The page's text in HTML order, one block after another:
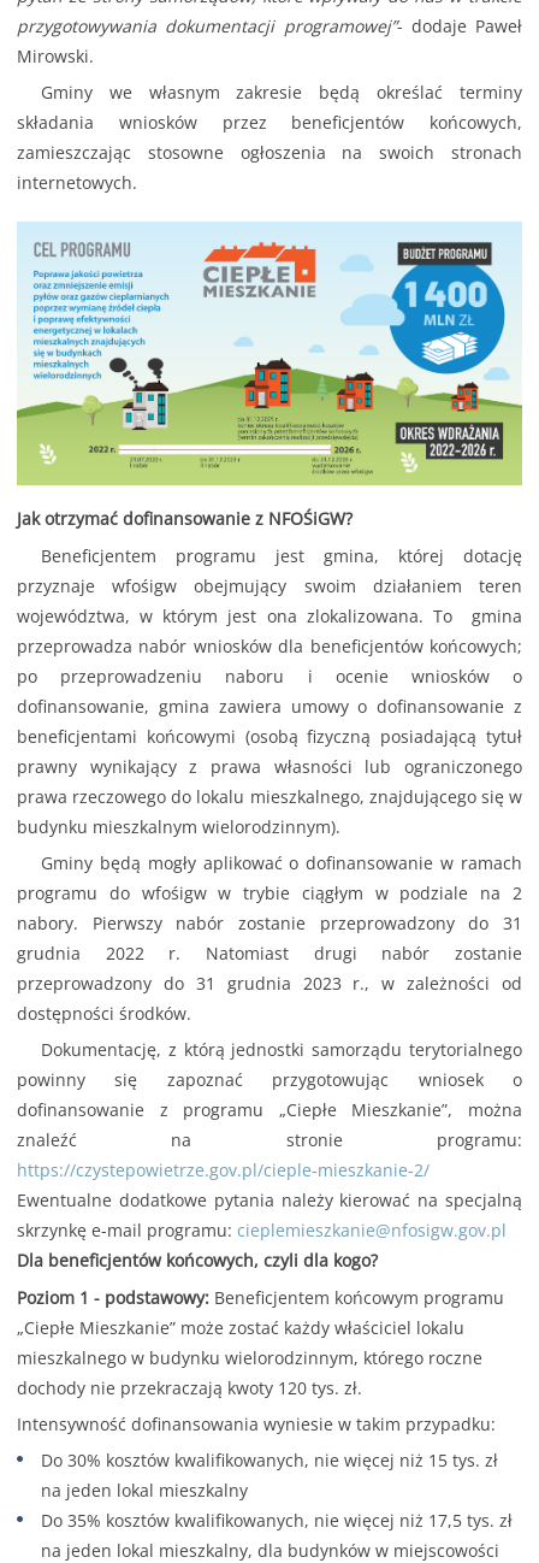
przygotowywania dokumentacji programowej”- dodaje Paweł
Mirowski.
Gminy we własnym zakresie będą określać terminy
składania wniosków przez beneficjentów końcowych,
zamieszczając stosowne ogłoszenia na swoich stronach
internetowych.
Jak otrzymać dofinansowanie z NFOŚiGW?
Beneficjentem programu jest gmina, której dotację
przyznaje wfośigw obejmujący swoim działaniem teren
województwa, w którym jest ona zlokalizowana. To gmina
przeprowadza nabór wniosków dla beneficjentów końcowych;
po przeprowadzeniu naboru i ocenie wniosków o
dofinansowanie, gmina zawiera umowy o dofinansowanie z
beneficjentami końcowymi (osobą fizyczną posiadającą tytuł
prawny wynikający z prawa własności lub ograniczonego
prawa rzeczowego do lokalu mieszkalnego, znajdującego się w
budynku mieszkalnym wielorodzinnym).
Gminy będą mogły aplikować o dofinansowanie w ramach
programu do wfośigw w trybie ciągłym w podziale na 2
nabory. Pierwszy nabór zostanie przeprowadzony do 31
grudnia 2022 r. Natomiast drugi nabór zostanie
przeprowadzony do 31 grudnia 2023 r., w zależności od
dostępności środków.
Dokumentację, z którą jednostki samorządu terytorialnego
powinny się zapoznać przygotowując wniosek o
dofinansowanie z programu „Ciepłe Mieszkanie”, można
znaleźć na stronie programu:
https://czystepowietrze.gov.pl/cieple-mieszkanie-2/
Ewentualne dodatkowe pytania należy kierować na specjalną
skrzynkę e-mail programu: cieplemieszkanie@nfosigw.gov.pl
Dla beneficjentów końcowych, czyli dla kogo?
Poziom 1 - podstawowy:Beneficjentem końcowym programu
„Ciepłe Mieszkanie” może zostać każdy właściciel lokalu
mieszkalnego w budynku wielorodzinnym, którego roczne
dochody nie przekraczają kwoty 120 tys. zł.
Intensywność dofinansowania wyniesie w takim przypadku:
Do 30% kosztów kwalifikowanych, nie więcej niż 15 tys. zł
na jeden lokal mieszkalny
Do 35% kosztów kwalifikowanych, nie więcej niż 17,5 tys. zł
na jeden lokal mieszkalny, dla budynków w miejscowości